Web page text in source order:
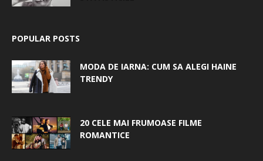
POPULAR POSTS
MODA DE IARNA: CUM SA ALEGI HAINE
TRENDY
20 CELE MAI FRUMOASE FILME
ROMANTICE